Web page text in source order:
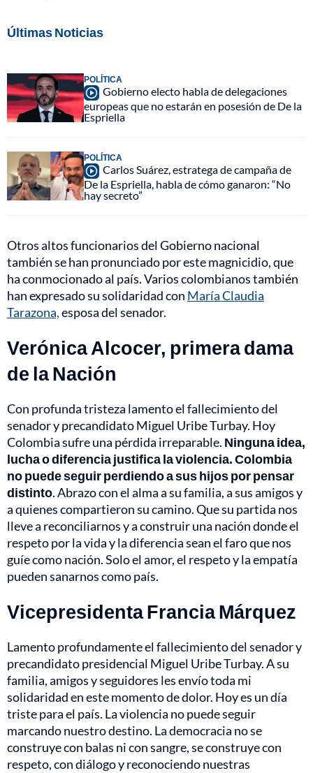
Últimas Noticias
POLÍTICA
Gobierno electo habla de delegaciones
europeas que no estarán en posesión de De la
Espriella
POLÍTICA
Carlos Suárez, estratega de campaña de
De la Espriella, habla de cómo ganaron: “No
hay secreto”
Otros altos funcionarios del Gobierno nacional
también se han pronunciado por este magnicidio, que
ha conmocionado al país. Varios colombianos también
han expresado su solidaridad con María Claudia
Tarazona,esposa del senador.
Verónica Alcocer, primera dama
de la Nación
Con profunda tristeza lamento el fallecimiento del
senador y precandidato Miguel Uribe Turbay. Hoy
Colombia sufre una pérdida irreparable. Ninguna idea,
lucha o diferencia justifica la violencia. Colombia
no puede seguir perdiendo a sus hijos por pensar
distinto. Abrazo con el alma a su familia, a sus amigos y
a quienes compartieron su camino. Que su partida nos
lleve a reconciliarnos y a construir una nación donde el
respeto por la vida y la diferencia sean el faro que nos
guíe como nación. Solo el amor, el respeto y la empatía
pueden sanarnos como país.
Vicepresidenta Francia Márquez
Lamento profundamente el fallecimiento del senador y
precandidato presidencial Miguel Uribe Turbay. A su
familia, amigos y seguidores les envío toda mi
solidaridad en este momento de dolor. Hoy es un día
triste para el país. La violencia no puede seguir
marcando nuestro destino. La democracia no se
construye con balas ni con sangre, se construye con
respeto, con diálogo y reconociendo nuestras